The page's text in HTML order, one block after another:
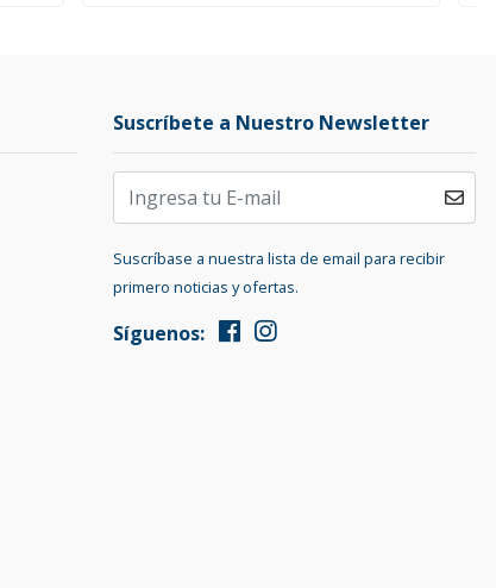
Suscríbete a Nuestro Newsletter
Suscríbase a nuestra lista de email para recibir
primero noticias y ofertas.
Síguenos: